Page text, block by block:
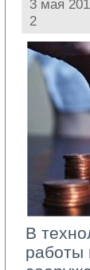
3 мая
2
В
работы